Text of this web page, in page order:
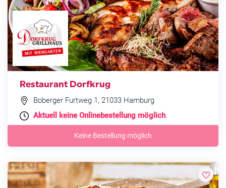
Restaurant Dorfkrug
Boberger Furtweg 1, 21033 Hamburg
Aktuell keine Onlinebestellung möglich.
Keine Bestellung möglich